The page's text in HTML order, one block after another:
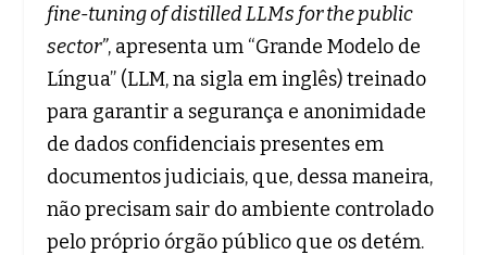
fine-tuning of distilled LLMs for the public
sector”, apresenta um “Grande Modelo de
Língua” (LLM, na sigla em inglês) treinado
para garantir a segurança e anonimidade
de dados confidenciais presentes em
documentos judiciais, que, dessa maneira,
não precisam sair do ambiente controlado
pelo próprio órgão público que os detém.